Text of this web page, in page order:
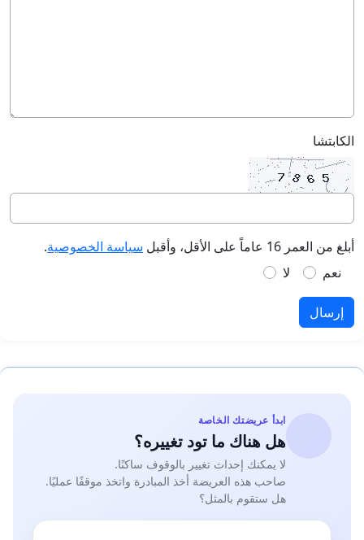
الكابتشا
أبلغ من العمر 16 عاماً على الأقل، وأقبل سياسة الخصوصية.
نعم
لا
إرسال
ابدأ عريضتك الخاصة
هل هناك ما تود تغييره؟
لا يمكنك إحداث تغيير بالوقوف ساكنًا.
صاحب هذه العريضة أخذ المبادرة واتخذ موقفًا عمليًا.
هل ستقوم بالمثل؟